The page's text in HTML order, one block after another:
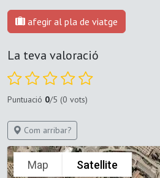
afegir al pla de viatge
La teva valoració
Puntuació 0/5 (0 vots)
Com arribar?
Map Satellite